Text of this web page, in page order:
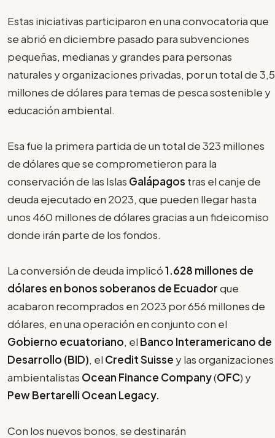
Estas iniciativas participaron en una convocatoria que
se abrió en diciembre pasado para subvenciones
pequeñas, medianas y grandes para personas
naturales y organizaciones privadas, por un total de 3,5
millones de dólares para temas de pesca sostenible y
educación ambiental.
Esa fue la primera partida de un total de 323 millones
de dólares que se comprometieron para la
conservación de las Islas Galápagos tras el canje de
deuda ejecutado en 2023, que pueden llegar hasta
unos 460 millones de dólares gracias a un fideicomiso
donde irán parte de los fondos.
La conversión de deuda implicó1.628 millones de
dólares en bonos soberanos de Ecuadorque
acabaron recomprados en 2023 por 656 millones de
dólares, en una operación en conjunto con el
Gobierno ecuatoriano, el Banco Interamericano de
Desarrollo (BID), el Credit Suisse y las organizaciones
ambientalistas Ocean Finance Company(OFC) y
Pew Bertarelli Ocean Legacy.
Con los nuevos bonos, se destinarán